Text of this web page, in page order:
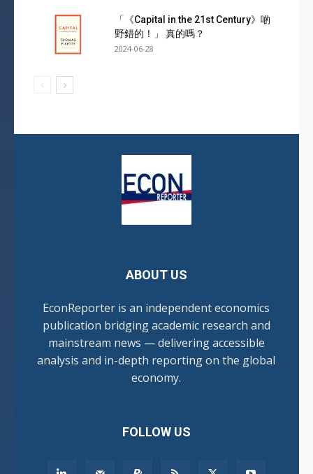
「《Capital in the 21st Century》啲
野錯的！」 真的嗎？
2024-06-28
ABOUT US
EconReporter is an independent economics
publication bridging academic research and
mainstream news — delivering accessible
analysis and in-depth reporting on the global
economy.
FOLLOW US